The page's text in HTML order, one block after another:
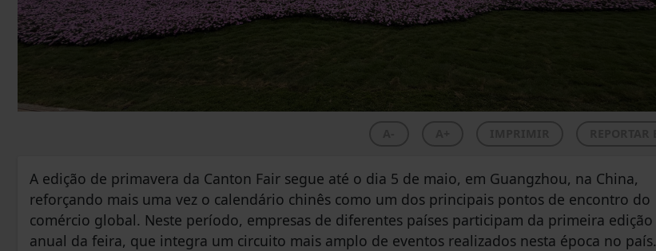
A edição de primavera da Canton Fair segue até o dia 5 de maio, em Guangzhou, na China,
reforçando mais uma vez o calendário chinês como um dos principais pontos de encontro do
comércio global. Neste período, empresas de diferentes países participam da primeira edição
anual da feira, que integra um circuito mais amplo de eventos realizados nesta época no país.